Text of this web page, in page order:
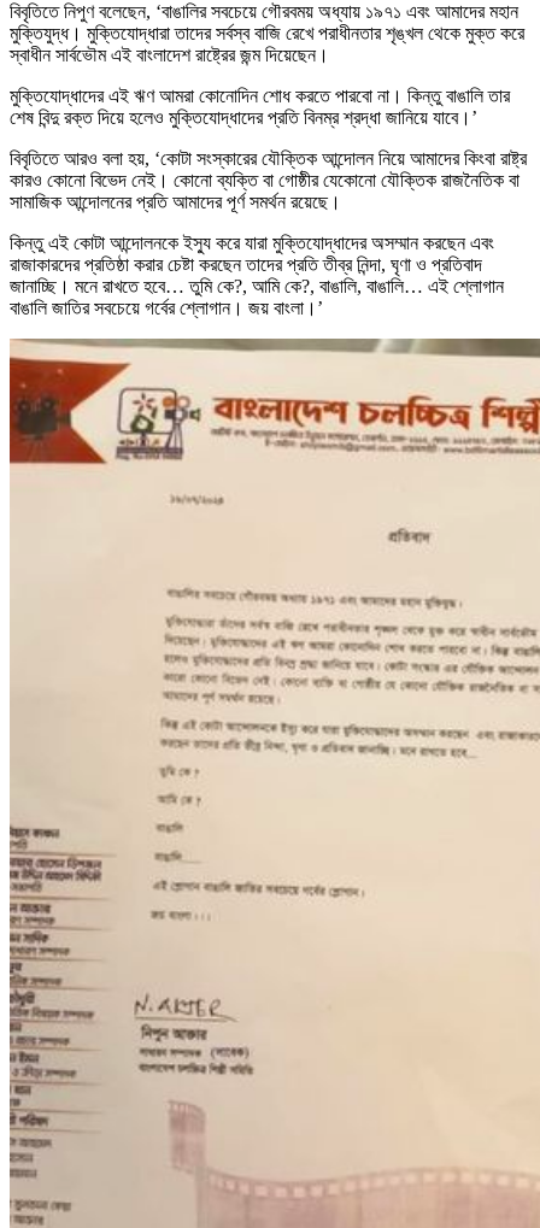
বিবৃতিতে নিপুণ বলেছেন, ‘বাঙালির সবচেয়ে গৌরবময় অধ্যায় ১৯৭১ এবং আমাদের মহান
মুক্তিযুদ্ধ। মুক্তিযোদ্ধারা তাদের সর্বস্ব বাজি রেখে পরাধীনতার শৃঙ্খল থেকে মুক্ত করে
স্বাধীন সার্বভৌম এই বাংলাদেশ রাষ্ট্রের জন্ম দিয়েছেন।
মুক্তিযোদ্ধাদের এই ঋণ আমরা কোনোদিন শোধ করতে পারবো না। কিন্তু বাঙালি তার
শেষ বিন্দু রক্ত দিয়ে হলেও মুক্তিযোদ্ধাদের প্রতি বিনম্র শ্রদ্ধা জানিয়ে যাবে।’
বিবৃতিতে আরও বলা হয়, ‘কোটা সংস্কারের যৌক্তিক আন্দোলন নিয়ে আমাদের কিংবা রাষ্ট্র
কারও কোনো বিভেদ নেই। কোনো ব্যক্তি বা গোষ্ঠীর যেকোনো যৌক্তিক রাজনৈতিক বা
সামাজিক আন্দোলনের প্রতি আমাদের পূর্ণ সমর্থন রয়েছে।
কিন্তু এই কোটা আন্দোলনকে ইস্যু করে যারা মুক্তিযোদ্ধাদের অসম্মান করছেন এবং
রাজাকারদের প্রতিষ্ঠা করার চেষ্টা করছেন তাদের প্রতি তীব্র নিন্দা, ঘৃণা ও প্রতিবাদ
জানাচ্ছি। মনে রাখতে হবে… তুমি কে?, আমি কে?, বাঙালি, বাঙালি… এই শ্লোগান
বাঙালি জাতির সবচেয়ে গর্বের শ্লোগান। জয় বাংলা।’